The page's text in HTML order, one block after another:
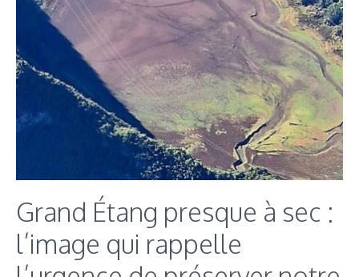
Grand Étang presque à sec :
l’image qui rappelle